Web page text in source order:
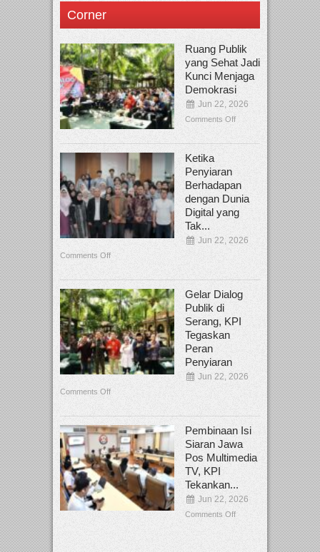
Corner
Ruang Publik
yang Sehat Jadi
Kunci Menjaga
Demokrasi
Jun 22, 2026
Comments Off
Ketika
Penyiaran
Berhadapan
dengan Dunia
Digital yang
Tak...
Jun 22, 2026
Comments Off
Gelar Dialog
Publik di
Serang, KPI
Tegaskan
Peran
Penyiaran
Jun 22, 2026
Comments Off
Pembinaan Isi
Siaran Jawa
Pos Multimedia
TV, KPI
Tekankan...
Jun 22, 2026
Comments Off